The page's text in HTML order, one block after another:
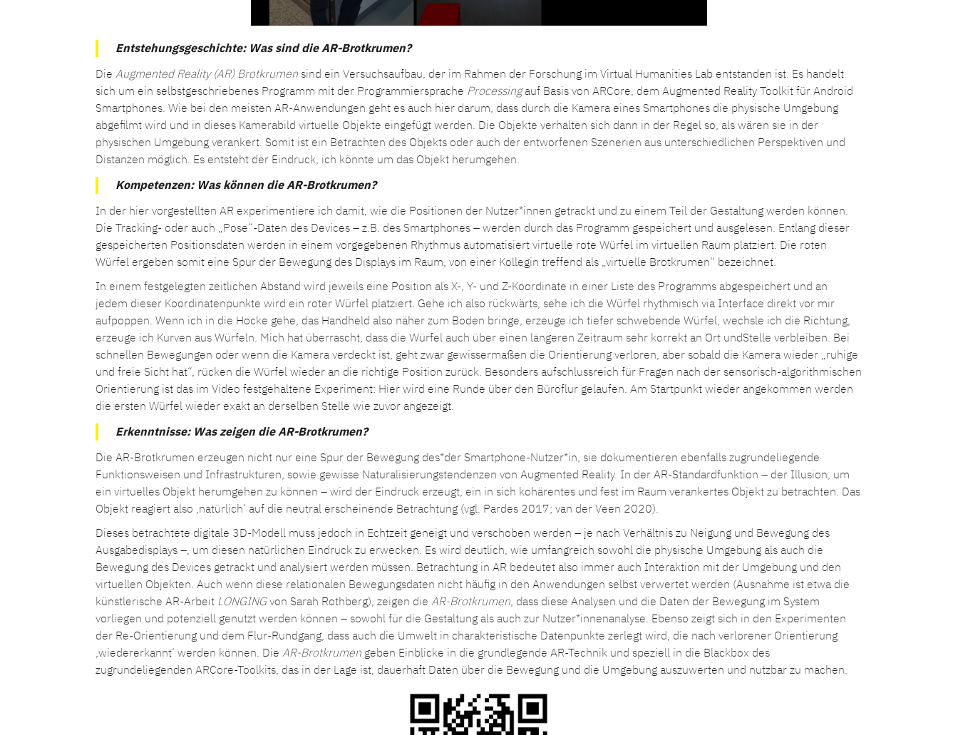
Entstehungsgeschichte: Was sind die AR-Brotkrumen?
DieAugmented Reality (AR) Brotkrumen sind ein Versuchsaufbau, der im Rahmen der Forschung im Virtual Humanities Lab entstanden ist. Es handelt
sich um ein selbstgeschriebenes Programm mit der Programmiersprache Processingauf Basis von ARCore, dem Augmented Reality Toolkit für Android
Smartphones. Wie bei den meisten AR-Anwendungen geht es auch hier darum, dass durch die Kamera eines Smartphones die physische Umgebung
abgefilmt wird und in dieses Kamerabild virtuelle Objekte eingefügt werden. Die Objekte verhalten sich dann in der Regel so, als wären sie in der
physischen Umgebung verankert. Somit ist ein Betrachten des Objekts oder auch der entworfenen Szenerien aus unterschiedlichen Perspektiven und
Distanzen möglich. Es entsteht der Eindruck, ich könnte um das Objekt herumgehen.
Kompetenzen: Was können die AR-Brotkrumen?
In der hier vorgestellten AR experimentiere ich damit, wie die Positionen der Nutzer*innen getrackt und zu einem Teil der Gestaltung werden können.
Die Tracking- oder auch „Pose“-Daten des Devices – z.B. des Smartphones – werden durch das Programm gespeichert und ausgelesen. Entlang dieser
gespeicherten Positionsdaten werden in einem vorgegebenen Rhythmus automatisiert virtuelle rote Würfel im virtuellen Raum platziert. Die roten
Würfel ergeben somit eine Spur der Bewegung des Displays im Raum, von einer Kollegin treffend als „virtuelle Brotkrumen“ bezeichnet.
In einem festgelegten zeitlichen Abstand wird jeweils eine Position als X-, Y- und Z-Koordinate in einer Liste des Programms abgespeichert und an
jedem dieser Koordinatenpunkte wird ein roter Würfel platziert. Gehe ich also rückwärts, sehe ich die Würfel rhythmisch via Interface direkt vor mir
aufpoppen. Wenn ich in die Hocke gehe, das Handheld also näher zum Boden bringe, erzeuge ich tiefer schwebende Würfel, wechsle ich die Richtung,
erzeuge ich Kurven aus Würfeln. Mich hat überrascht, dass die Würfel auch über einen längeren Zeitraum sehr korrekt an Ort undStelle verbleiben. Bei
schnellen Bewegungen oder wenn die Kamera verdeckt ist, geht zwar gewissermaßen die Orientierung verloren, aber sobald die Kamera wieder „ruhige
und freie Sicht hat“, rücken die Würfel wieder an die richtige Position zurück. Besonders aufschlussreich für Fragen nach der sensorisch-algorithmischen
Orientierung ist das im Video festgehaltene Experiment: Hier wird eine Runde über den Büroflur gelaufen. Am Startpunkt wieder angekommen werden
die ersten Würfel wieder exakt an derselben Stelle wie zuvor angezeigt.
Erkenntnisse: Was zeigen die AR-Brotkrumen?
Die AR-Brotkrumen erzeugen nicht nur eine Spur der Bewegung des*der Smartphone-Nutzer*in, sie dokumentieren ebenfalls zugrundeliegende
Funktionsweisen und Infrastrukturen, sowie gewisse Naturalisierungstendenzen von Augmented Reality. In der AR-Standardfunktion – der Illusion, um
ein virtuelles Objekt herumgehen zu können – wird der Eindruck erzeugt, ein in sich kohärentes und fest im Raum verankertes Objekt zu betrachten. Das
Objekt reagiert also ‚natürlich‘ auf die neutral erscheinende Betrachtung (vgl. Pardes 2017; van der Veen 2020).
Dieses betrachtete digitale 3D-Modell muss jedoch in Echtzeit geneigt und verschoben werden – je nach Verhältnis zu Neigung und Bewegung des
Ausgabedisplays –, um diesen natürlichen Eindruck zu erwecken. Es wird deutlich, wie umfangreich sowohl die physische Umgebung als auch die
Bewegung des Devices getrackt und analysiert werden müssen. Betrachtung in AR bedeutet also immer auch Interaktion mit der Umgebung und den
virtuellen Objekten. Auch wenn diese relationalen Bewegungsdaten nicht häufig in den Anwendungen selbst verwertet werden (Ausnahme ist etwa die
künstlerische AR-Arbeit LONGINGvon Sarah Rothberg), zeigen dieAR-Brotkrumen, dass diese Analysen und die Daten der Bewegung im System
vorliegen und potenziell genutzt werden können – sowohl für die Gestaltung als auch zur Nutzer*innenanalyse. Ebenso zeigt sich in den Experimenten
der Re-Orientierung und dem Flur-Rundgang, dass auch die Umwelt in charakteristische Datenpunkte zerlegt wird, die nach verlorener Orientierung
‚wiedererkannt‘ werden können. DieAR-Brotkrumengeben Einblicke in die grundlegende AR-Technik und speziell in die Blackbox des
zugrundeliegenden ARCore-Toolkits, das in der Lage ist, dauerhaft Daten über die Bewegung und die Umgebung auszuwerten und nutzbar zu machen.